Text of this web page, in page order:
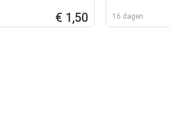
€ 1,50 16 dagen